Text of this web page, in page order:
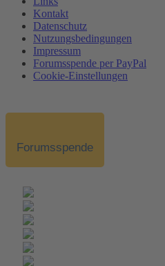
Kontakt
Datenschutz
Nutzungsbedingungen
Impressum
Forumsspende per PayPal
Cookie-Einstellungen
Forumsspende